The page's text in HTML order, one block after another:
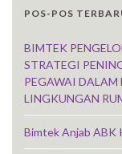
POS-POS
BIMTEK
STRATEGI
PEGAWAI DALAM
LINGKUNGAN
Bimtek Anjab ABK